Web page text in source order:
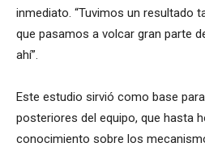
inmediato. “Tuvimos un resultado
que pasamos a volcar gran parte
ahí”.
Este estudio sirvió como base
posteriores del equipo, que hasta
conocimiento sobre los